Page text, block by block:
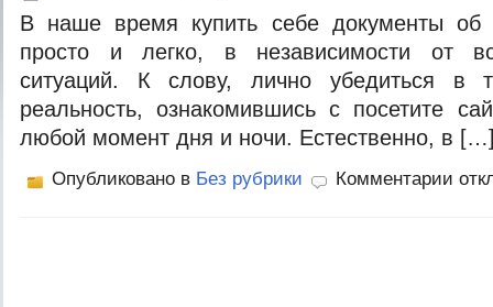
В наше время купить себе документы об
просто и легко, в независимости от
ситуаций. К слову, лично убедиться в
реальность, ознакомившись с посетите
любой момент дня и ночи. Естественно, в
Опубликовано в Без рубрики Комментарии